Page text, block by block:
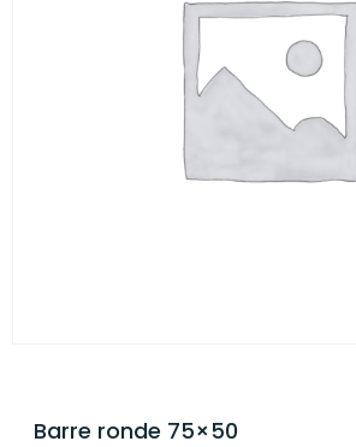
Barre ronde 75×50